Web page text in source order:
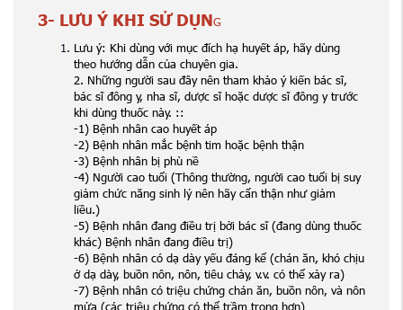
3- LƯU Ý KHI SỬ DỤNG
Lưu ý: Khi dùng với mục đích hạ huyết áp, hãy dùng
theo hướng dẫn của chuyên gia.
2. Những người sau đây nên tham khảo ý kiến ​​bác sĩ,
bác sĩ đông y, nha sĩ, dược sĩ hoặc dược sĩ đông y trước
khi dùng thuốc này. ::
-1) Bệnh nhân cao huyết áp
-2) Bệnh nhân mắc bệnh tim hoặc bệnh thận
-3) Bệnh nhân bị phù nề
-4) Người cao tuổi (Thông thường, người cao tuổi bị suy
giảm chức năng sinh lý nên hãy cẩn thận như giảm
liều.)
-5) Bệnh nhân đang điều trị bởi bác sĩ (đang dùng thuốc
khác) Bệnh nhân đang điều trị)
-6) Bệnh nhân có dạ dày yếu đáng kể (chán ăn, khó chịu
ở dạ dày, buồn nôn, nôn, tiêu chảy, v.v. có thể xảy ra)
-7) Bệnh nhân có triệu chứng chán ăn, buồn nôn, và nôn
mửa (các triệu chứng có thể trầm trọng hơn)